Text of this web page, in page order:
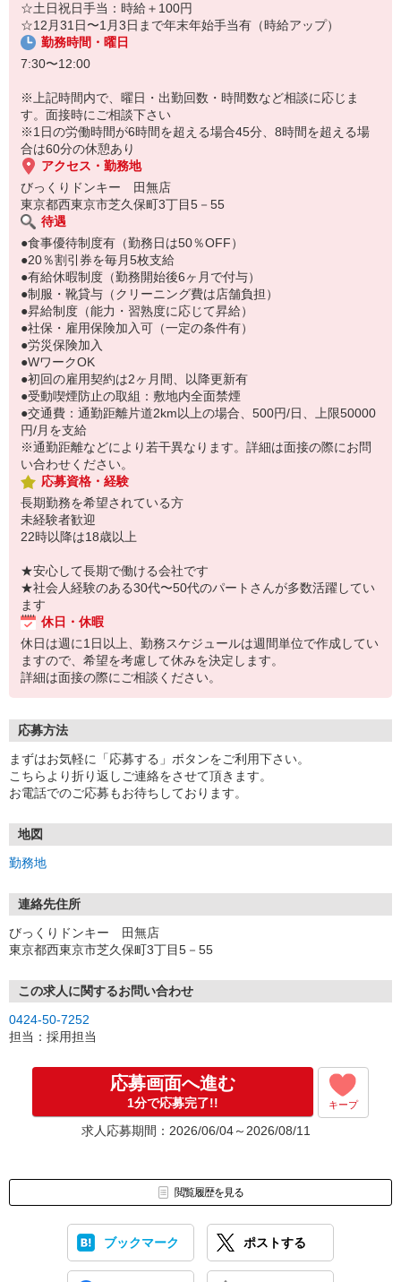
＜嬉しい割引特典あり＞
飲食20％オフチケットを、毎月5枚プレゼント！
さらに勤務中の休憩時間には、全メニューを50%オフで食べられ
ます♪
☆土日祝日手当：時給＋100円
☆12月31日〜1月3日まで年末年始手当有（時給アップ）
勤務時間・曜日
7:30〜12:00
※上記時間内で、曜日・出勤回数・時間数など相談に応じま
す。面接時にご相談下さい
※1日の労働時間が6時間を超える場合45分、8時間を超える場
合は60分の休憩あり
アクセス・勤務地
びっくりドンキー 田無店
東京都西東京市芝久保町3丁目5－55
待遇
●食事優待制度有（勤務日は50％OFF）
●20％割引券を毎月5枚支給
●有給休暇制度（勤務開始後6ヶ月で付与）
●制服・靴貸与（クリーニング費は店舗負担）
●昇給制度（能力・習熟度に応じて昇給）
●社保・雇用保険加入可（一定の条件有）
●労災保険加入
●WワークOK
●初回の雇用契約は2ヶ月間、以降更新有
●受動喫煙防止の取組：敷地内全面禁煙
●交通費：通勤距離片道2km以上の場合、500円/日、上限50000
円/月を支給
※通勤距離などにより若干異なります。詳細は面接の際にお問
い合わせください。
応募資格・経験
長期勤務を希望されている方
未経験者歓迎
22時以降は18歳以上
★安心して長期で働ける会社です
★社会人経験のある30代〜50代のパートさんが多数活躍してい
ます
休日・休暇
休日は週に1日以上、勤務スケジュールは週間単位で作成してい
ますので、希望を考慮して休みを決定します。
詳細は面接の際にご相談ください。
応募方法
まずはお気軽に「応募する」ボタンをご利用下さい。
こちらより折り返しご連絡をさせて頂きます。
お電話でのご応募もお待ちしております。
地図
勤務地
連絡先住所
びっくりドンキー 田無店
東京都西東京市芝久保町3丁目5－55
この求人に関するお問い合わせ
0424-50-7252
担当：採用担当
応募画面へ進む
1分で応募完了!! キープ
求人応募期間：2026/06/04～2026/08/11
閲覧履歴を見る
ブックマーク ポストする